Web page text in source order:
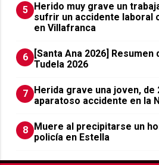
5
Herido muy grave un
sufrir un accidente laboral
en Villafranca
6
[Santa Ana 2026]
Tudela 2026
7
Herida grave una joven, de
aparatoso accidente en la
8
Muere al precipitarse un
policía en Estella